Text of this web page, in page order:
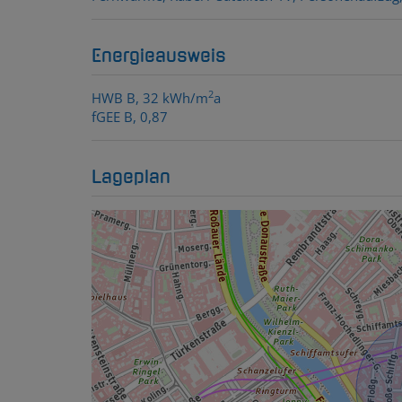
Energieausweis
HWB B, 32 kWh/m2a
fGEE B, 0,87
Lageplan